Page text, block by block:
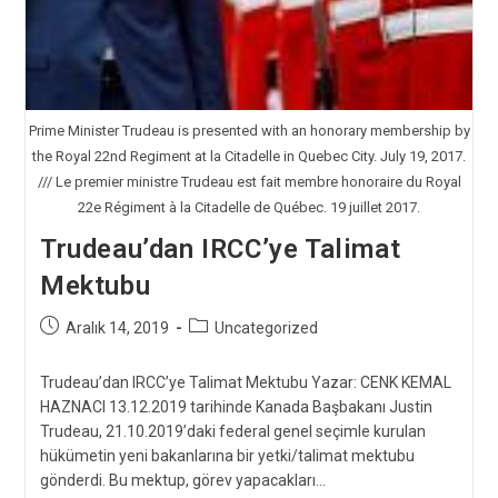
Prime Minister Trudeau is presented with an honorary membership by
the Royal 22nd Regiment at la Citadelle in Quebec City. July 19, 2017.
/// Le premier ministre Trudeau est fait membre honoraire du Royal
22e Régiment à la Citadelle de Québec. 19 juillet 2017.
Trudeau’dan IRCC’ye Talimat
Mektubu
PostAralık 14, 2019
PostUncategorized
Trudeau’dan IRCC’ye Talimat Mektubu Yazar: CENK KEMAL
HAZNACI 13.12.2019 tarihinde Kanada Başbakanı Justin
Trudeau, 21.10.2019’daki federal genel seçimle kurulan
hükümetin yeni bakanlarına bir yetki/talimat mektubu
gönderdi. Bu mektup, görev yapacakları…